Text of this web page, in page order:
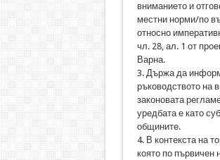
вниманието и
местни норми/по
относно
чл. 28, ал. 1 от
Варна.
3. Държа да
ръководството на
законовата
уредбата е като
общините.
4. В контекста на
която по първичен